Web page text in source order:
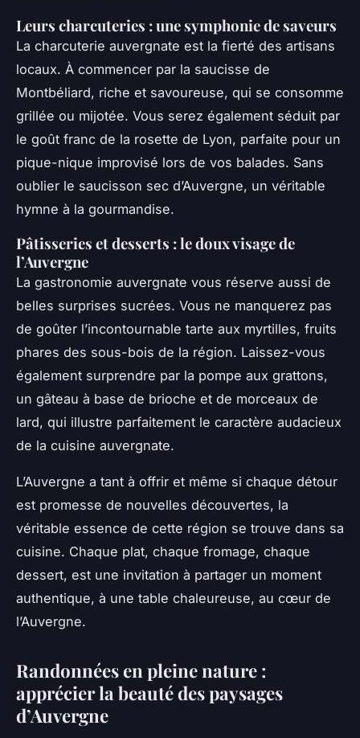
Leurs charcuteries : une symphonie de saveurs
La charcuterie auvergnate est la fierté des artisans
locaux. À commencer par la saucisse de
Montbéliard, riche et savoureuse, qui se consomme
grillée ou mijotée. Vous serez également séduit par
le goût franc de la rosette de Lyon, parfaite pour un
pique-nique improvisé lors de vos balades. Sans
oublier le saucisson sec d’Auvergne, un véritable
hymne à la gourmandise.
Pâtisseries et desserts : le doux visage de
l’Auvergne
La gastronomie auvergnate vous réserve aussi de
belles surprises sucrées. Vous ne manquerez pas
de goûter l’incontournable tarte aux myrtilles, fruits
phares des sous-bois de la région. Laissez-vous
également surprendre par la pompe aux grattons,
un gâteau à base de brioche et de morceaux de
lard, qui illustre parfaitement le caractère audacieux
de la cuisine auvergnate.
L’Auvergne a tant à offrir et même si chaque détour
est promesse de nouvelles découvertes, la
véritable essence de cette région se trouve dans sa
cuisine. Chaque plat, chaque fromage, chaque
dessert, est une invitation à partager un moment
authentique, à une table chaleureuse, au cœur de
l’Auvergne.
Randonnées en pleine nature :
apprécier la beauté des paysages
d’Auvergne